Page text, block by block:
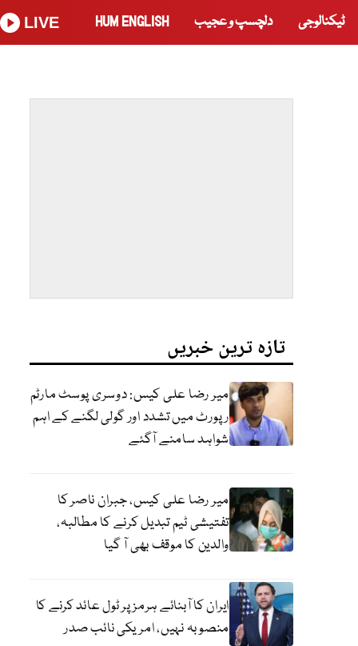
ٹیکنالوجی دلچسپ و عجیب HUM ENGLISH
LIVE
تازہ ترین خبریں
میر رضا علی کیس: دوسری پوسٹ مارٹم
رپورٹ میں تشدد اور گولی لگنے کے اہم
شواہد سامنے آگئے
میر رضا علی کیس، جبران ناصر کا
تفتیشی ٹیم تبدیل کرنے کا مطالبہ،
والدین کا موقف بھی آ گیا
ایران کا آبنائے ہرمز پر ٹول عائد کرنے کا
منصوبہ نہیں، امریکی نائب صدر